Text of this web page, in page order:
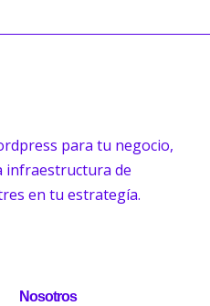
para tu negocio,
infraestructura de
en tu estrategía.
Nosotros